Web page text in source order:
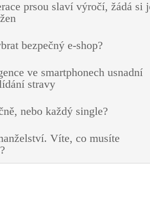
prsou slaví výročí, žádá si
bezpečný e-shop?
ve smartphonech usnadní
stravy
nebo každý single?
Víte, co musíte